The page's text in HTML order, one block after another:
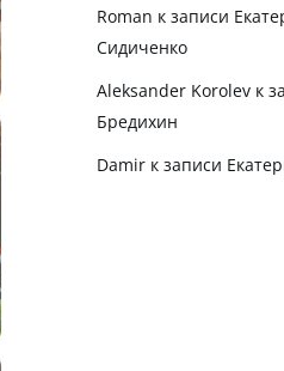
Roman к записи
Сидиченко
Aleksander Korolevк
Бредихин
Damirк записи